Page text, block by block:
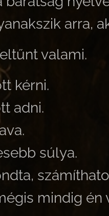
arra,
valami.
kérni.
adni.
súlya.
mindig én